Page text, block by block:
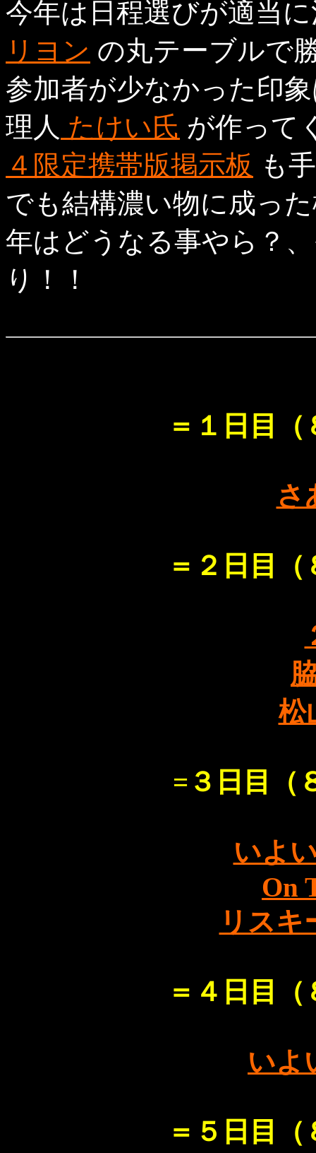
今年は日程選びが適当
リヨン の丸テーブルで
参加者が少なかった印
理人 たけい氏 が作って
４限定携帯版掲示板 も
でも結構濃い物に成っ
年はどうなる事やら？
り！！
＝１日目
さ
＝２日目
松
=３日目（
いよ
On
リスキ
＝４日目
いよ
＝５日目